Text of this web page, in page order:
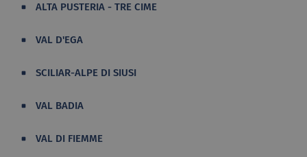
ALTA PUSTERIA - TRE CIME
VAL D'EGA
SCILIAR-ALPE DI SIUSI
VAL BADIA
VAL DI FIEMME